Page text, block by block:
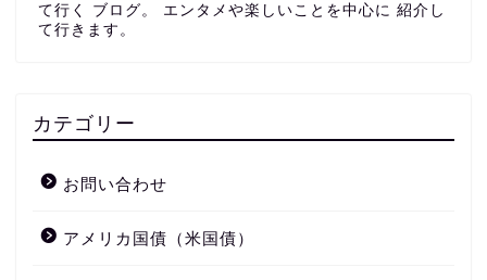
て行く ブログ。 エンタメや楽しいことを中心に 紹介し
て行きます。
カテゴリー
お問い合わせ
アメリカ国債（米国債）